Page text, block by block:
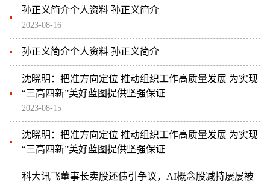
孙正义简介个人资料 孙正义简介
2023-08-16
孙正义简介个人资料 孙正义简介
沈晓明：把准方向定位 推动组织工作高质量发展 为实现
“三高四新”美好蓝图提供坚强保证
2023-08-15
沈晓明：把准方向定位 推动组织工作高质量发展 为实现
“三高四新”美好蓝图提供坚强保证
科大讯飞董事长卖股还债引争议，AI概念股减持屡屡被